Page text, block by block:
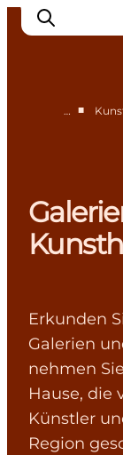
Camping
… ■
Erkunden
Galerien
nehmen
Hause, die
Künstler
Region